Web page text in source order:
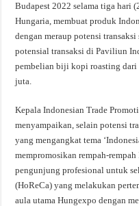
Budapest 2022 selama tiga hari
Hungaria, membuat produk
dengan meraup potensi
potensial transaksi di Paviliun
pembelian biji kopi roasting dari
juta.
Kepala Indonesian Trade
menyampaikan, selain potensi
yang mengangkat tema
mempromosikan rempah-
pengunjung profesional untuk
(HoReCa) yang melakukan
aula utama Hungexpo dengan